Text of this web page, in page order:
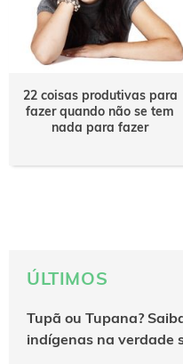
22 coisas produtivas para
fazer quando não se tem
nada para fazer
ÚLTIMOS
Tupã ou Tupana?
indígenas na verdade